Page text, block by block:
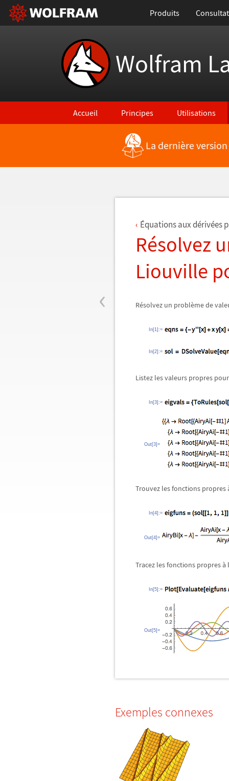
Produits
Wolfram
Accueil Principes Utilisations
Retour vers les nouvelles fonctionnalités
La dernière
‹
Équations aux dérivées
Résolvez
Liouville
Résolvez un problème de
In[1]:=
In[2]:=
Listez les valeurs propres
In[3]:=
Out[3]=
Trouvez les fonctions propres
In[4]:=
Out[4]=
Tracez les fonctions propres
In[5]:=
Out[5]=
Exemples connexes